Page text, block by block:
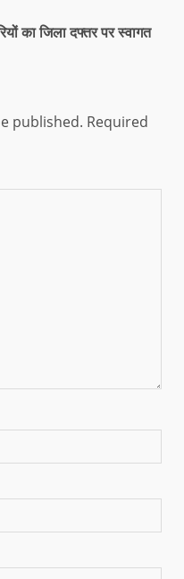
का जिला दफ्तर पर स्वागत
published. Required